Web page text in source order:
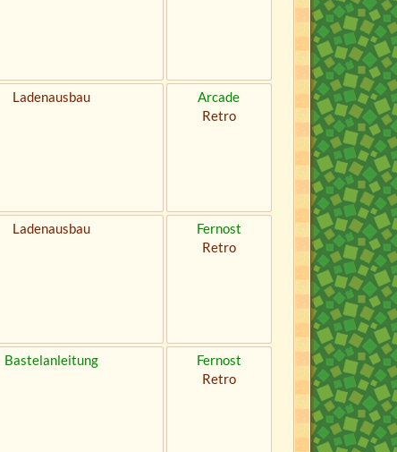
Ladenausbau
Arcade
Retro
Ladenausbau
Fernost
Retro
Bastelanleitung
Fernost
Retro